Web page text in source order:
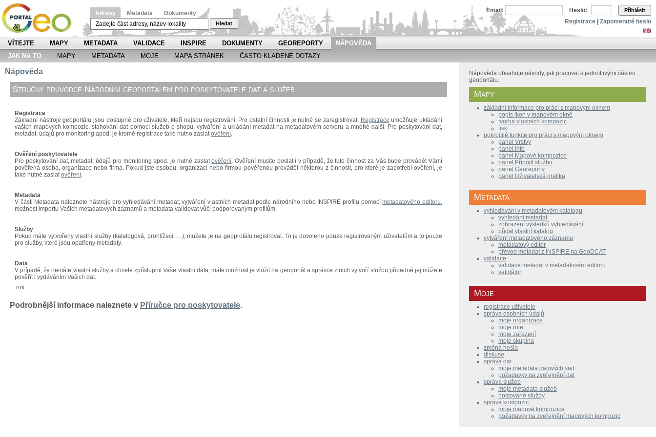
Adresy Metadata Dokumenty
Hledat
Email: Heslo: Přihlásit
Registrace Zapomenuté heslo
VÍTEJTE MAPY METADATA VALIDACE INSPIRE DOKUMENTY GEOREPORTY
NÁPOVĚDA
JAK NA TO
MAPY METADATA MOJE MAPA STRÁNEK ČASTO KLADENÉ DOTAZY
Nápověda
Stručný průvodce Národním geoportálem pro poskytovatele dat a služeb
Registrace
Základní nástroje geoportálu jsou dostupné pro uživatele, kteří nejsou registrováni. Pro ostatní činnosti je nutné se zaregistrovat. Registrace umožňuje ukládání
vašich mapových kompozic, stahování dat pomocí služeb e-shopu, vytváření a ukládání metadat na metadatovém serveru a mnohé další. Pro poskytování dat,
metadat, údajů pro monitoring apod. je kromě registrace také nutno zaslatověření.
Ověření poskytovatele
Pro poskytování dat, metadat, údajů pro monitoring apod. je nutné zaslatověření. Ověření musíte poslat i v případě, že tuto činnost za Vás bude provádět Vámi
pověřená osoba, organizace nebo firma. Pokud jste osobou, organizací nebo firmou pověřenou provádět některou z činností, pro které je zapotřebí ověření, je
také nutné zaslatověření.
Metadata
V části Metadata naleznete nástroje pro vyhledávání metadat, vytváření vlastních metadat podle národního nebo INSPIRE profilu pomocímetadatového editoru,
možnost importu Vašich metadatových záznamů a metadata validovat vůči podporovaným profilům.
Služby
Pokud máte vytvořeny vlastní služby (katalogová, prohlížecí, …), můžete je na geoprotálu registrovat. To je dovoleno pouze registrovaným uživatelům a to pouze
pro služby, které jsou opatřeny metadaty.
Data
V případě, že nemáte vlastní služby a chcete zpřístupnit Vaše vlastní data, máte možnost je vložit na geoportál a správce z nich vytvoří službu případně jej můžete
pověřit i vydáváním Vašich dat.
rok.
Podrobnější informace naleznete v Příručce pro poskytovatele.
Nápověda obsahuje návody, jak pracovat s jednotlivými částmi
geoportálu.
Mapy
základní informace pro práci s mapovým oknem
popis ikon v mapovém okně
tvorba vlastních kompozic
tisk
pokročilé funkce pro práci s mapovým oknem
panel Vrstvy
panel Info
panel Mapové kompozice
panel Připojit službu
panel Georeporty
panel Uživatelská grafika
Metadata
vyhledávání v metadatovém katalogu
vyhledání metadat
zobrazení výsledků vyhledávání
přidat vlastní katalog
vytváření metadatového záznamu
metadatový editor
převod metadat z INSPIRE na GeoDCAT
validace
validace metadat v metadatovém editoru
validátor
Moje
registrace uživatele
správa osobních údajů
moje organizace
moje role
moje zařazení
moje skupina
změna hesla
diskuse
správa dat
moje metadata datových sad
požadavky na zveřejnění dat
správa služeb
moje metadata služeb
hostované služby
správa kompozic
moje mapové kompozice
požadavky na zveřejnění mapových kompozic